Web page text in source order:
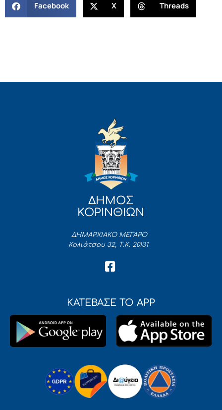
Facebook X Threads
ΔΗΜΟΣ
ΚΟΡΙΝΘΙΩΝ
ΔΗΜΑΡΧΙΑΚΟ ΜΕΓΑΡΟ
Κολιάτσου 32, Τ.Κ. 20131
ΚΑΤΕΒΑΣΕ ΤΟ APP